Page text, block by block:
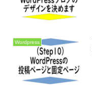
Wordpress